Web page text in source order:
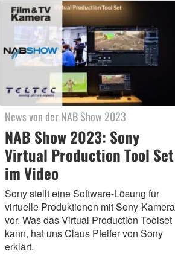
News von der NAB Show 2023
NAB Show 2023: Sony
Virtual Production Tool Set
im Video
Sony stellt eine Software-Lösung für
virtuelle Produktionen mit Sony-
vor. Was das Virtual Production Toolset
kann, hat uns Claus Pfeifer von Sony
erklärt.